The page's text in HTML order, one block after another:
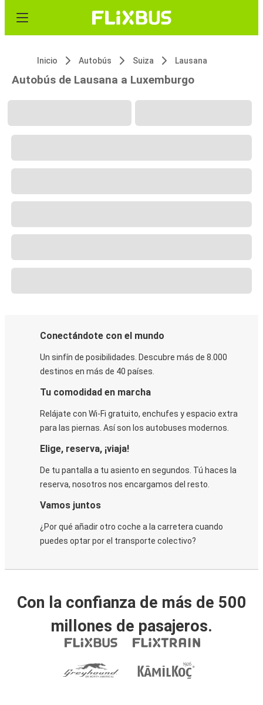
Inicio Autobús Suiza Lausana
Autobús de Lausana a Luxemburgo
Conectándote con el mundo
Un sinfín de posibilidades. Descubre más de 8.000
destinos en más de 40 países.
Tu comodidad en marcha
Relájate con Wi-Fi gratuito, enchufes y espacio extra
para las piernas. Así son los autobuses modernos.
Elige, reserva, ¡viaja!
De tu pantalla a tu asiento en segundos. Tú haces la
reserva, nosotros nos encargamos del resto.
Vamos juntos
¿Por qué añadir otro coche a la carretera cuando
puedes optar por el transporte colectivo?
Con la confianza de más de 500
millones de pasajeros.